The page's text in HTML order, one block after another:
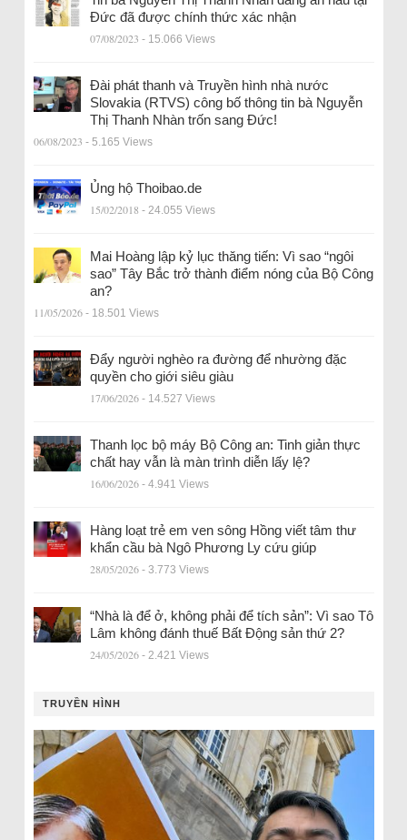
Đức đã được chính thức xác nhận
07/08/2023 - 15.066 Views
Đài phát thanh và Truyền hình nhà nước
Slovakia (RTVS) công bố thông tin bà Nguyễn
Thị Thanh Nhàn trốn sang Đức!
06/08/2023 - 5.165 Views
Ủng hộ Thoibao.de
15/02/2018 - 24.055 Views
Mai Hoàng lập kỷ lục thăng tiến: Vì sao “ngôi
sao” Tây Bắc trở thành điểm nóng của Bộ Công
an?
11/05/2026 - 18.501 Views
Đẩy người nghèo ra đường để nhường đặc
quyền cho giới siêu giàu
17/06/2026 - 14.527 Views
Thanh lọc bộ máy Bộ Công an: Tinh giản thực
chất hay vẫn là màn trình diễn lấy lệ?
16/06/2026 - 4.941 Views
Hàng loạt trẻ em ven sông Hồng viết tâm thư
khẩn cầu bà Ngô Phương Ly cứu giúp
28/05/2026 - 3.773 Views
“Nhà là để ở, không phải để tích sản”: Vì sao Tô
Lâm không đánh thuế Bất Động sản thứ 2?
24/05/2026 - 2.421 Views
TRUYỀN HÌNH